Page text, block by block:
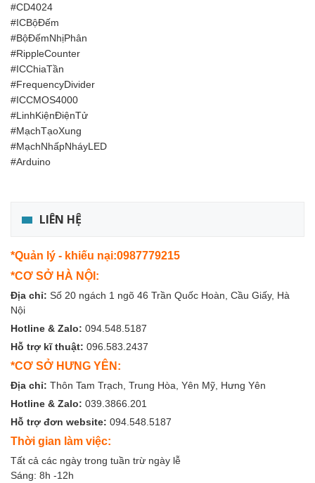
#CD4024
#ICBộĐếm
#BộĐếmNhịPhân
#RippleCounter
#ICChiaTần
#FrequencyDivider
#ICCMOS4000
#LinhKiệnĐiệnTử
#MạchTạoXung
#MạchNhấpNháyLED
#Arduino
LIÊN HỆ
*Quản lý - khiếu nại:0987779215
*CƠ SỞ HÀ NỘI:
Địa chỉ: Số 20 ngách 1 ngõ 46 Trần Quốc Hoàn, Cầu Giấy, Hà
Nội
Hotline & Zalo: 094.548.5187
Hỗ trợ kĩ thuật: 096.583.2437
*CƠ SỞ HƯNG YÊN:
Địa chỉ: Thôn Tam Trạch, Trung Hòa, Yên Mỹ, Hưng Yên
Hotline & Zalo: 039.3866.201
Hỗ trợ đơn website: 094.548.5187
Thời gian làm việc:
Tất cả các ngày trong tuần trừ ngày lễ
Sáng: 8h -12h